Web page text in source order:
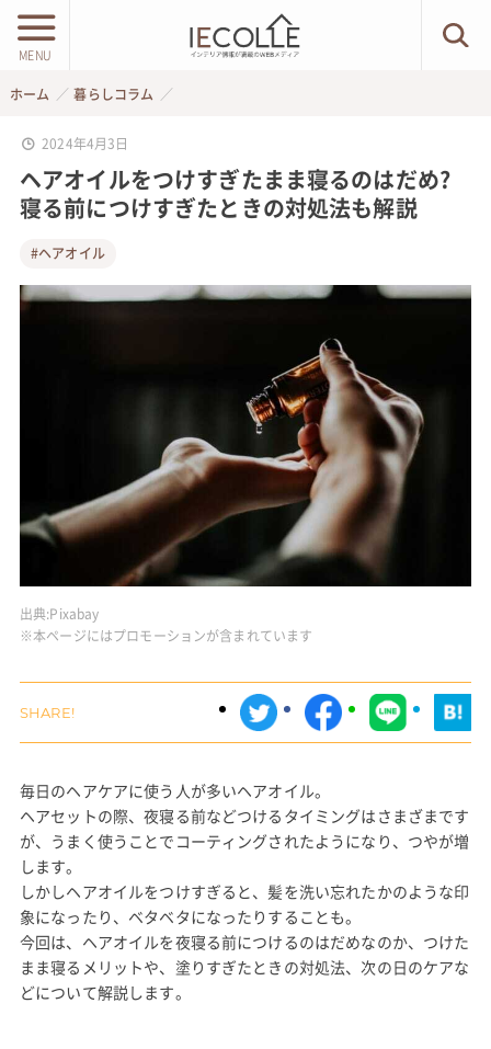
MENU
ホーム 暮らしコラム
2024年4月3日
ヘアオイルをつけすぎたまま寝るのはだめ?
寝る前につけすぎたときの対処法も解説
#ヘアオイル
出典:Pixabay
※本ページにはプロモーションが含まれています
毎日のヘアケアに使う人が多いヘアオイル。
ヘアセットの際、夜寝る前などつけるタイミングはさまざまです
が、うまく使うことでコーティングされたようになり、つやが増
します。
しかしヘアオイルをつけすぎると、髪を洗い忘れたかのような印
象になったり、ベタベタになったりすることも。
今回は、ヘアオイルを夜寝る前につけるのはだめなのか、つけた
まま寝るメリットや、塗りすぎたときの対処法、次の日のケアな
どについて解説します。